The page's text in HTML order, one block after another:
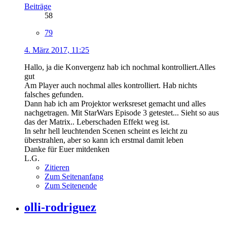
Beiträge
58
79
4. März 2017, 11:25
Hallo, ja die Konvergenz hab ich nochmal kontrolliert.Alles
gut
Am Player auch nochmal alles kontrolliert. Hab nichts
falsches gefunden.
Dann hab ich am Projektor werksreset gemacht und alles
nachgetragen. Mit StarWars Episode 3 getestet... Sieht so aus
das der Matrix.. Leberschaden Effekt weg ist.
In sehr hell leuchtenden Scenen scheint es leicht zu
überstrahlen, aber so kann ich erstmal damit leben
Danke für Euer mitdenken
L.G.
Zitieren
Zum Seitenanfang
Zum Seitenende
olli-rodriguez